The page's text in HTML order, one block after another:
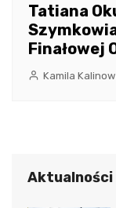
Tatiana
Finałowej
Kamila
Aktualności